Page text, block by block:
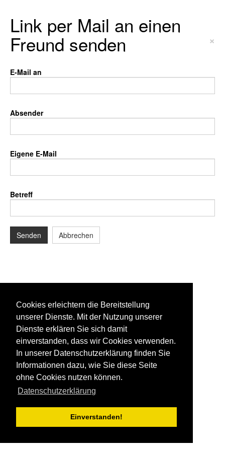
Cookies erleichtern die Bereitstellung
unserer Dienste. Mit der Nutzung unserer
Dienste erklären Sie sich damit
einverstanden, dass wir Cookies verwenden.
In unserer Datenschutzerklärung finden Sie
Informationen dazu, wie Sie diese Seite
ohne Cookies nutzen können.
Datenschutzerklärung
Einverstanden!
Link per Mail an einen
Freund senden ×
E-Mail an
Absender
Eigene E-Mail
Betreff
Senden Abbrechen